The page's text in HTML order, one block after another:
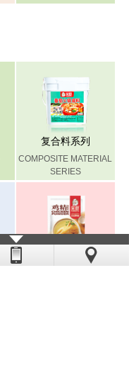
复合料系列
COMPOSITE MATERIAL
SERIES
鸡精味系列